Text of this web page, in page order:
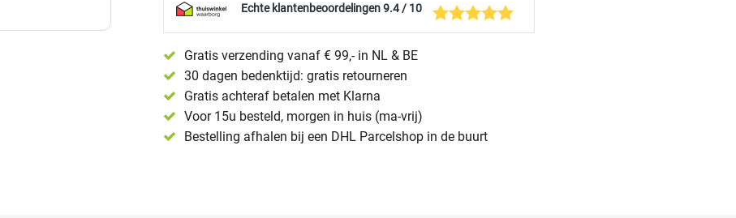
Echte klantenbeoordelingen 9.4 / 10
Gratis verzending vanaf € 99,- in NL & BE
30 dagen bedenktijd: gratis retourneren
Gratis achteraf betalen met Klarna
Voor 15u besteld, morgen in huis (ma-vrij)
Bestelling afhalen bij een DHL Parcelshop in de buurt